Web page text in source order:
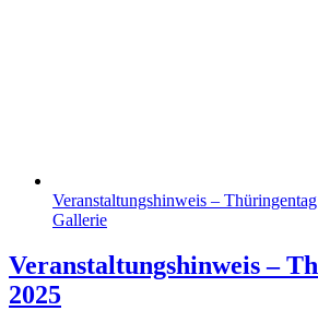
Veranstaltungshinweis –
Gallerie
Veranstaltungshinweis –
2025